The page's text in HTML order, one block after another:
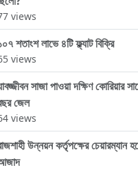
views
শতাংশ লাভে ৪টি ফ্ল্যাট বিক্রি
views
সাজা পাওয়া দক্ষিণ কোরিয়ার
জেল
views
উন্নয়ন কর্তৃপক্ষের চেয়ারম্যান